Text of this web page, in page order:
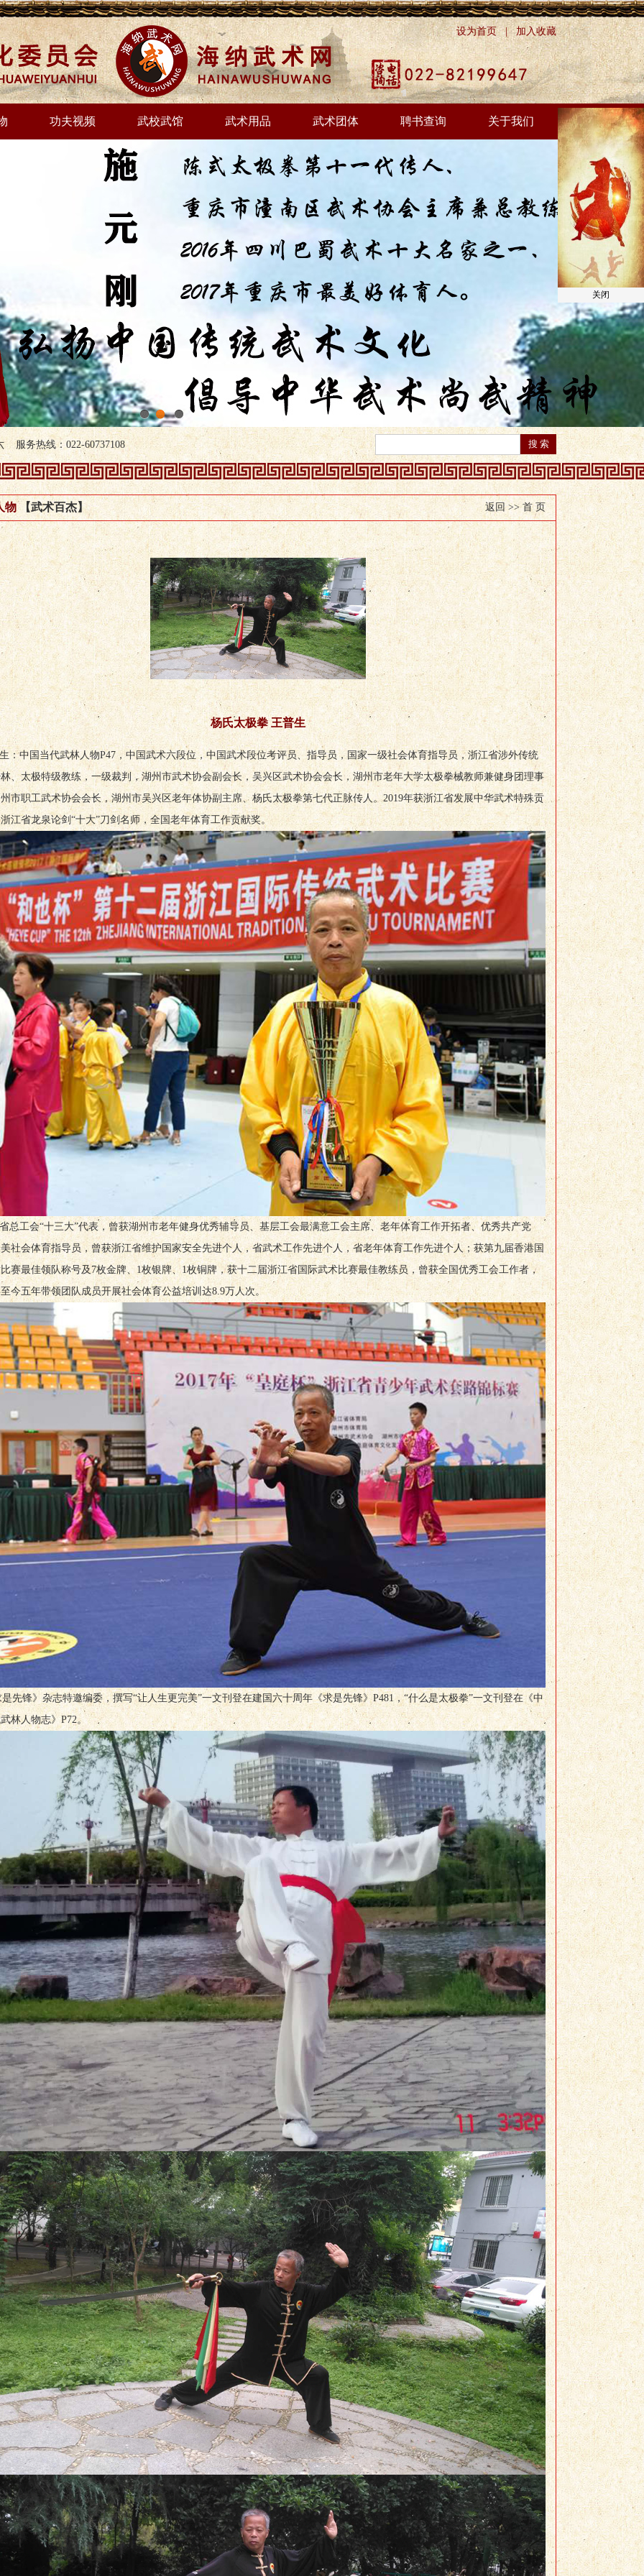
设为首页|加入收藏
功夫视频 武校武馆 武术用品 武术团体 聘书查询 关于我们
1 2 3
服务热线：022-60737108
物【武术百杰】 返回 >>首 页
杨氏太极拳 王普生
：中国当代武林人物P47，中国武术六段位，中国武术段位考评员、指导员，国家一级社会体育指导员，浙江省涉外传统
、太极特级教练，一级裁判，湖州市武术协会副会长，吴兴区武术协会会长，湖州市老年大学太极拳械教师兼健身团理事
市职工武术协会会长，湖州市吴兴区老年体协副主席、杨氏太极拳第七代正脉传人。2019年获浙江省发展中华武术特殊贡
江省龙泉论剑“十大”刀剑名师，全国老年体育工作贡献奖。
工会“十三大”代表，曾获湖州市老年健身优秀辅导员、基层工会最满意工会主席、老年体育工作开拓者、优秀共产党
社会体育指导员，曾获浙江省维护国家安全先进个人，省武术工作先进个人，省老年体育工作先进个人；获第九届香港国
赛最佳领队称号及7枚金牌、1枚银牌、1枚铜牌，获十二届浙江省国际武术比赛最佳教练员，曾获全国优秀工会工作者，
至今五年带领团队成员开展社会体育公益培训达8.9万人次。
锋》杂志特邀编委，撰写“让人生更完美”一文刊登在建国六十周年《求是先锋》P481，“什么是太极拳”一文刊登在《中
林人物志》P72。
关闭